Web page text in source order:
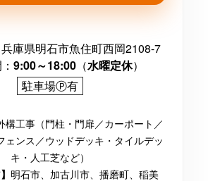
庫県明石市魚住町西岡2108-7
9:00～18:00（水曜定休）
駐車場Ⓟ有
構工事（門柱・門扉／カーポート／
ェンス／ウッドデッキ・タイルデッ
キ・人工芝など）
明石市、加古川市、播磨町、稲美